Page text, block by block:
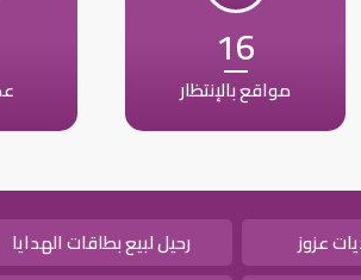
16
مواقع بالإنتظار
عزوز رحيل لبيع بطاقات الهدايا